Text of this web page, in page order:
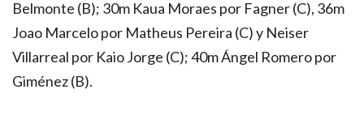
Belmonte (B); 30m Kaua Moraes por Fagner (C), 36m
Joao Marcelo por Matheus Pereira (C) y Neiser
Villarreal por Kaio Jorge (C); 40m Ángel Romero por
Giménez (B).